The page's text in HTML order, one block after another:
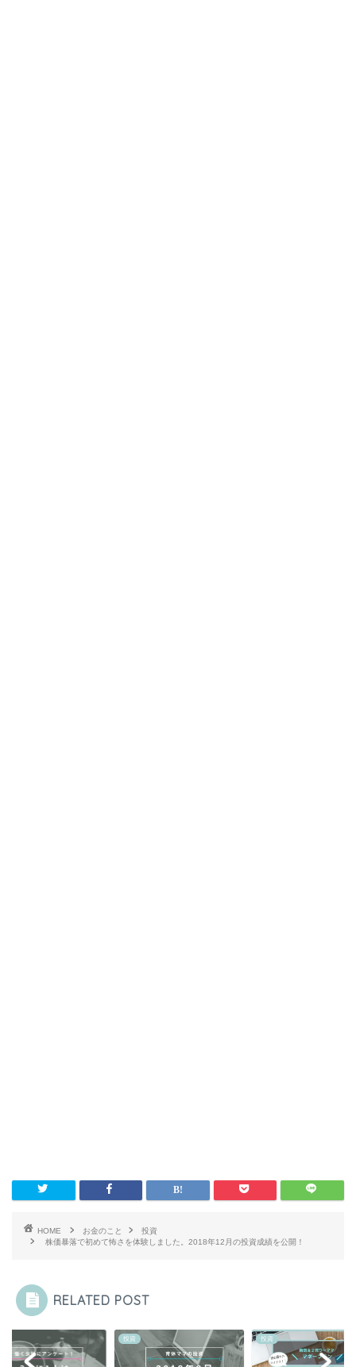
HOME お金のこと
投資
株価暴落で初めて怖さを体験しました。2018年12月の投資成績を公開！
RELATED POST
投資 投資